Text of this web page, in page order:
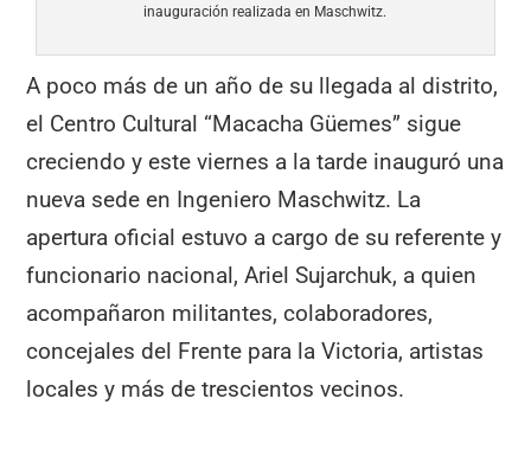
inauguración realizada en Maschwitz.
A poco más de un año de su llegada al distrito,
el Centro Cultural “Macacha Güemes” sigue
creciendo y este viernes a la tarde inauguró una
nueva sede en Ingeniero Maschwitz. La
apertura oficial estuvo a cargo de su referente y
funcionario nacional, Ariel Sujarchuk, a quien
acompañaron militantes, colaboradores,
concejales del Frente para la Victoria, artistas
locales y más de trescientos vecinos.